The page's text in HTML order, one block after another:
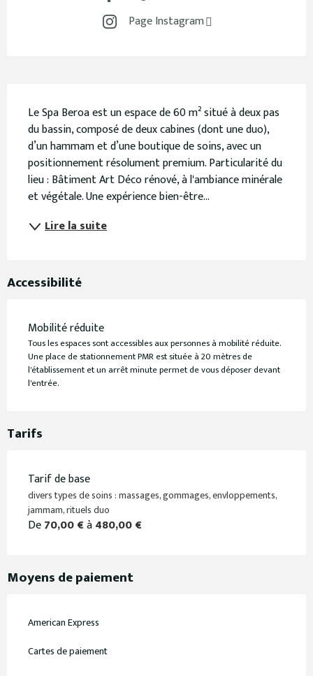
Page Instagram
Le Spa Beroa est un espace de 60 m² situé à deux pas
du bassin, composé de deux cabines (dont une duo),
d’un hammam et d’une boutique de soins, avec un
positionnement résolument premium. Particularité du
lieu : Bâtiment Art Déco rénové, à l'ambiance minérale
et végétale. Une expérience bien-être...
Lire la suite
Accessibilité
Mobilité réduite
Tous les espaces sont accessibles aux personnes à mobilité réduite.
Une place de stationnement PMR est située à 20 mètres de
l'établissement et un arrêt minute permet de vous déposer devant
l'entrée.
Tarifs
Tarif de base
divers types de soins : massages, gommages, envloppements,
jammam, rituels duo
De70,00 €à480,00 €
Moyens de paiement
American Express
Cartes de paiement